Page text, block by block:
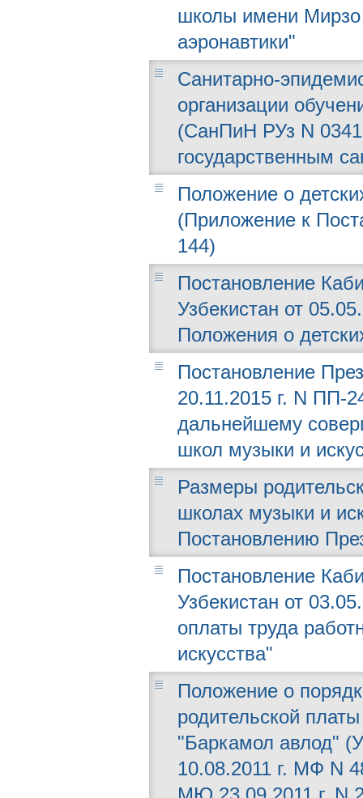
школы имени Мирзо
аэронавтики"
Санитарно-
организации
(СанПиН РУз N
государственным
Положение о
(Приложение к
144)
Постановление
Узбекистан от
Положения о
Постановление
20.11.2015 г. N ПП-
дальнейшему
школ музыки и
Размеры
школах музыки и
Постановлению
Постановление
Узбекистан от
оплаты труда
искусства"
Положение о
родительской
"Баркамол авлод"
10.08.2011 г. МФ N